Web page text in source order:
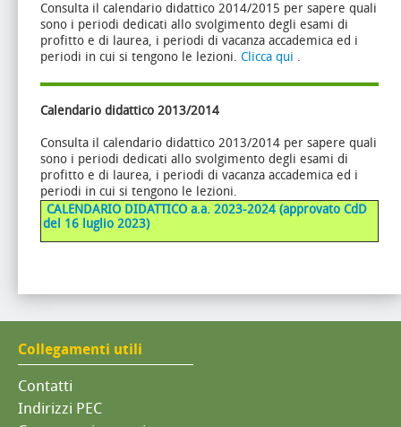
Consulta il calendario didattico 2014/2015 per sapere quali
sono i periodi dedicati allo svolgimento degli esami di
profitto e di laurea, i periodi di vacanza accademica ed i
periodi in cui si tengono le lezioni. Clicca qui .
Calendario didattico 2013/2014
Consulta il calendario didattico 2013/2014 per sapere quali
sono i periodi dedicati allo svolgimento degli esami di
profitto e di laurea, i periodi di vacanza accademica ed i
periodi in cui si tengono le lezioni.
CALENDARIO DIDATTICO a.a. 2023-2024 (approvato CdD
del 16 luglio 2023)
Collegamenti utili
Contatti
Indirizzi PEC